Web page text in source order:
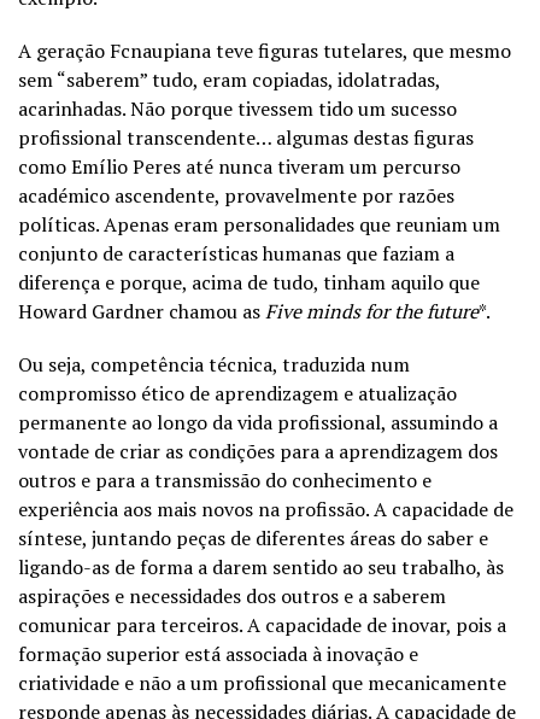
A geração Fcnaupiana teve figuras tutelares, que mesmo
sem “saberem” tudo, eram copiadas, idolatradas,
acarinhadas. Não porque tivessem tido um sucesso
profissional transcendente… algumas destas figuras
como Emílio Peres até nunca tiveram um percurso
académico ascendente, provavelmente por razões
políticas. Apenas eram personalidades que reuniam um
conjunto de características humanas que faziam a
diferença e porque, acima de tudo, tinham aquilo que
Howard Gardner chamou asFive minds for the future*.
Ou seja, competência técnica, traduzida num
compromisso ético de aprendizagem e atualização
permanente ao longo da vida profissional, assumindo a
vontade de criar as condições para a aprendizagem dos
outros e para a transmissão do conhecimento e
experiência aos mais novos na profissão. A capacidade de
síntese, juntando peças de diferentes áreas do saber e
ligando-as de forma a darem sentido ao seu trabalho, às
aspirações e necessidades dos outros e a saberem
comunicar para terceiros. A capacidade de inovar, pois a
formação superior está associada à inovação e
criatividade e não a um profissional que mecanicamente
responde apenas às necessidades diárias. A capacidade de